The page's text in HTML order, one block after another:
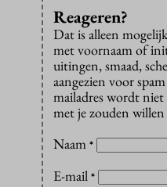
Reageren?
Dat is alleen
met voornaam of
uitingen, smaad,
aangezien voor
mailadres wordt niet
met je zouden
Naam *
E-mail *